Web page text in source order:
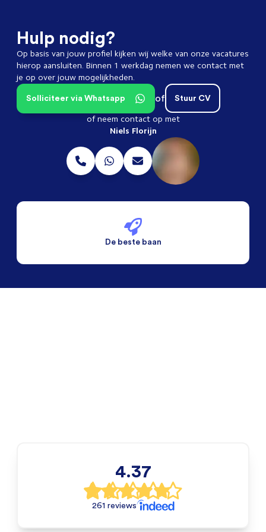
Hulp nodig?
Op basis van jouw profiel kijken wij welke van onze vacatures
hierop aansluiten. Binnen 1 werkdag nemen we contact met
je op over jouw mogelijkheden.
Stuur CV
of
Solliciteer via Whatsapp
of neem contact op met
Niels Florijn
De beste baan
4.37
261 reviews